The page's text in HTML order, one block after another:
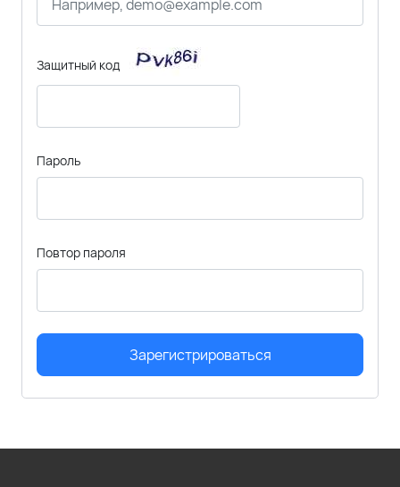
Защитный код
Пароль
Повтор пароля
Зарегистрироваться